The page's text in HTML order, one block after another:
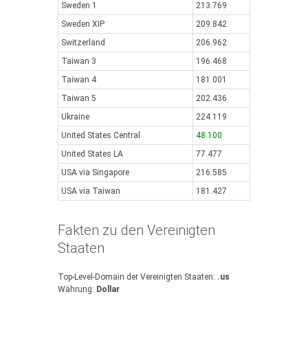
Sweden 1
213.769
Sweden XIP
209.842
Switzerland
206.962
Taiwan 3
196.468
Taiwan 4
181.001
Taiwan 5
202.436
Ukraine
224.119
United States Central
48.100
United States LA
77.477
USA via Singapore
216.585
USA via Taiwan
181.427
Fakten zu den Vereinigten
Staaten
Top-Level-Domain der Vereinigten Staaten: .us
Währung: Dollar